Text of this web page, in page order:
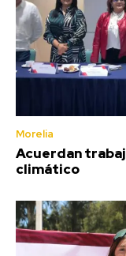
Morelia
Acuerdan
climático